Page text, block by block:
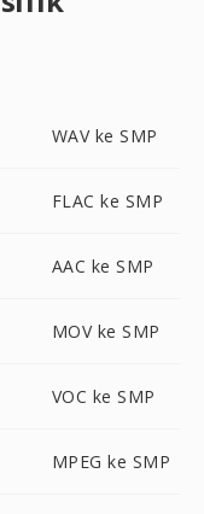
WAV ke SMP
FLAC ke SMP
AAC ke SMP
MOV ke SMP
VOC ke SMP
MPEG ke SMP